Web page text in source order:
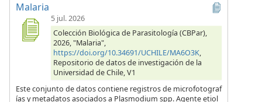
Malaria
5 jul. 2026
Colección Biológica de Parasitología (CBPar),
2026, "Malaria",
https://doi.org/10.34691/UCHILE/MA6O3K,
Repositorio de datos de investigación de la
Universidad de Chile, V1
Este conjunto de datos contiene registros de microfotograf
ías y metadatos asociados a Plasmodium spp. Agente etiol